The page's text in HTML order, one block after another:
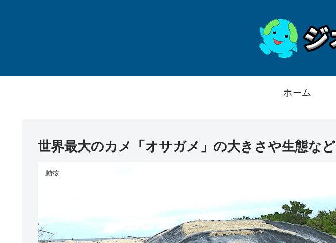
ホーム
世界最大のカメ「オサガメ」の大きさや生態など
動物